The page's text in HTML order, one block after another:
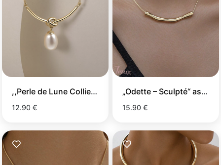
,,Perle de Lune Collier'' kaklo papuošalas
12.90 €
„Odette – Sculpté“ asimetriškas vėrinys
15.90 €